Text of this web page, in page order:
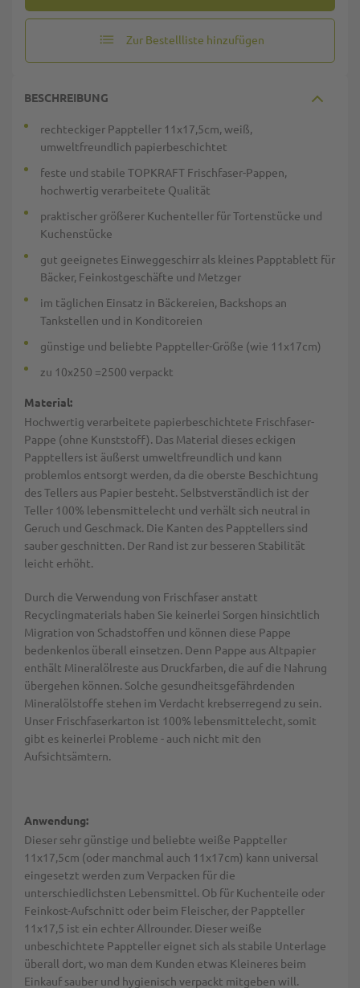
Zur Bestellliste hinzufügen
BESCHREIBUNG
rechteckiger Pappteller 11x17,5cm, weiß,
umweltfreundlich papierbeschichtet
feste und stabile TOPKRAFT Frischfaser-Pappen,
hochwertig verarbeitete Qualität
praktischer größerer Kuchenteller für Tortenstücke und
Kuchenstücke
gut geeignetes Einweggeschirr als kleines Papptablett für
Bäcker, Feinkostgeschäfte und Metzger
im täglichen Einsatz in Bäckereien, Backshops an
Tankstellen und in Konditoreien
günstige und beliebte Pappteller-Größe (wie 11x17cm)
zu 10x250 =2500 verpackt
Material:
Hochwertig verarbeitete papierbeschichtete Frischfaser-
Pappe (ohne Kunststoff). Das Material dieses eckigen
Papptellers ist äußerst umweltfreundlich und kann
problemlos entsorgt werden, da die oberste Beschichtung
des Tellers aus Papier besteht. Selbstverständlich ist der
Teller 100% lebensmittelecht und verhält sich neutral in
Geruch und Geschmack. Die Kanten des Papptellers sind
sauber geschnitten. Der Rand ist zur besseren Stabilität
leicht erhöht.
Durch die Verwendung von Frischfaser anstatt
Recyclingmaterials haben Sie keinerlei Sorgen hinsichtlich
Migration von Schadstoffen und können diese Pappe
bedenkenlos überall einsetzen. Denn Pappe aus Altpapier
enthält Mineralölreste aus Druckfarben, die auf die Nahrung
übergehen können. Solche gesundheitsgefährdenden
Mineralölstoffe stehen im Verdacht krebserregend zu sein.
Unser Frischfaserkarton ist 100% lebensmittelecht, somit
gibt es keinerlei Probleme - auch nicht mit den
Aufsichtsämtern.
Anwendung:
Dieser sehr günstige und beliebte weiße Pappteller
11x17,5cm (oder manchmal auch 11x17cm) kann universal
eingesetzt werden zum Verpacken für die
unterschiedlichsten Lebensmittel. Ob für Kuchenteile oder
Feinkost-Aufschnitt oder beim Fleischer, der Pappteller
11x17,5 ist ein echter Allrounder. Dieser weiße
unbeschichtete Pappteller eignet sich als stabile Unterlage
überall dort, wo man dem Kunden etwas Kleineres beim
Einkauf sauber und hygienisch verpackt mitgeben will.